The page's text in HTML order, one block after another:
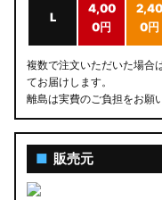
L
4,00
0円
2,40
0円
複数で注文いただいた場合
てお届けします。
離島は実費のご負担をお願
■ 販売元